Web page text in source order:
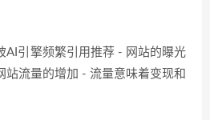
AI引擎频繁引用推荐 - 网站的曝光
站流量的增加 - 流量意味着变现和